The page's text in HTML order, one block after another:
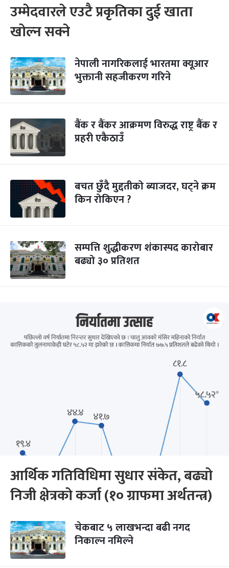
उम्मेदवारले एउटै प्रकृतिका दुई खाता
खोल्न सक्ने
नेपाली नागरिकलाई भारतमा क्यूआर
भुक्तानी सहजीकरण गरिने
बैंक र बैंकर आक्रमण विरुद्ध राष्ट्र बैंक र
प्रहरी एकैठाउँ
बचत छुँदै मुद्दतीको ब्याजदर, घट्ने क्रम
किन रोकिएन ?
सम्पत्ति शुद्धीकरण शंकास्पद कारोबार
बढ्यो ३० प्रतिशत
आर्थिक गतिविधिमा सुधार संकेत, बढ्यो
निजी क्षेत्रको कर्जा (१० ग्राफमा अर्थतन्त्र)
चेकबाट ५ लाखभन्दा बढी नगद
निकाल्न नमिल्ने